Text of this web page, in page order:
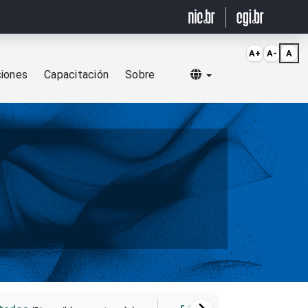
Capacitación Sobre Selecionar idioma
A+ A- A